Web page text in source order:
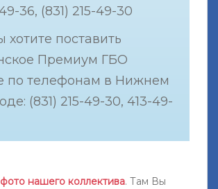
36, (831) 215-49-30
хотите поставить
Премиум ГБО
по телефонам в Нижнем
(831) 215-49-30, 413-49-
нашего коллектива. Там Вы